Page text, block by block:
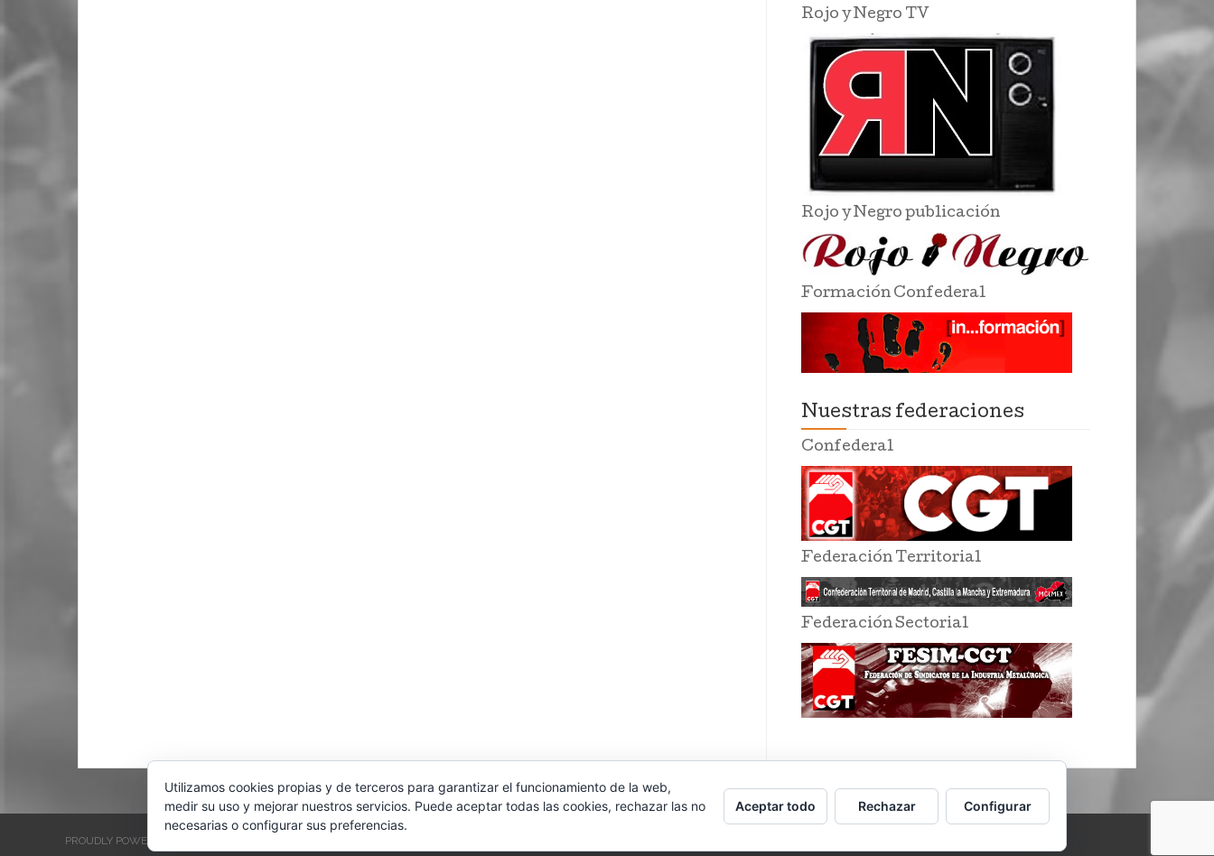
Rojo y Negro TV
Rojo y Negro publicación
Formación Confederal
Nuestras federaciones
Confederal
Federación Territorial
Federación Sectorial
PROUDLY POWERED BY WORDPRESS
Utilizamos cookies propias y de terceros para garantizar el funcionamiento de la web,
medir su uso y mejorar nuestros servicios. Puede aceptar todas las cookies, rechazar las no
necesarias o configurar sus preferencias.
Aceptar todo Rechazar Configurar